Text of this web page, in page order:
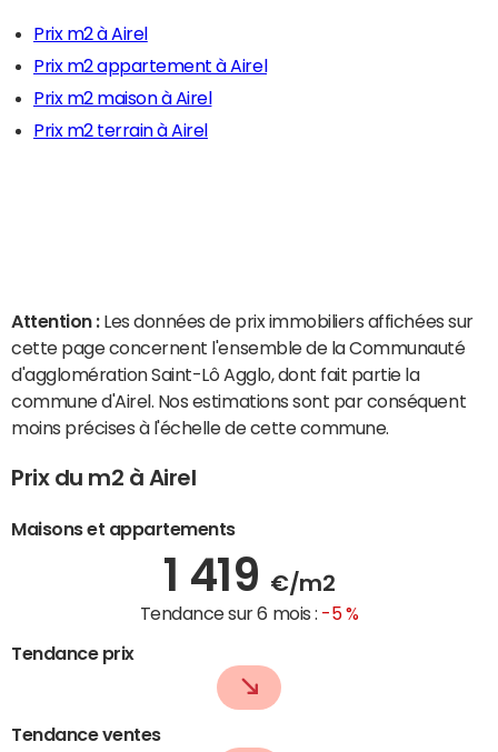
Prix m2 à Airel
Prix m2 appartement à Airel
Prix m2 maison à Airel
Prix m2 terrain à Airel
Attention : Les données de prix immobiliers affichées sur
cette page concernent l'ensemble de la Communauté
d'agglomération Saint-Lô Agglo, dont fait partie la
commune d'Airel. Nos estimations sont par conséquent
moins précises à l'échelle de cette commune.
Prix du m2 à Airel
Maisons et appartements
1 419 €/m2
Tendance sur 6 mois : -5 %
Tendance prix
Tendance ventes